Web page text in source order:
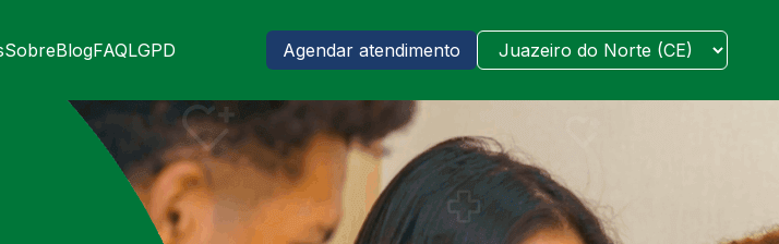
SobreBlogFAQLGPD Agendar atendimento